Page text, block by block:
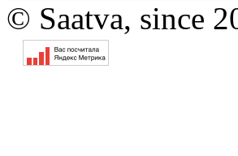
© Saatva, since